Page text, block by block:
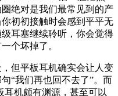
绝对是我们最常见到的产
初初接触时会感到平平无
耳塞继续聆听，你会觉得
个坏掉了。
但平板耳机确实会让人变
“我们再也回不去了”。而
机颇有渊源，甚至可以